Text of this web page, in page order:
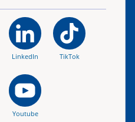
LinkedIn TikTok
Youtube